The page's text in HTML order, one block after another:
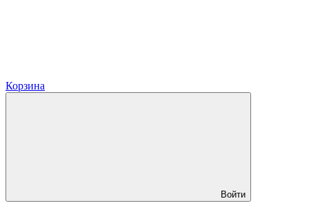
Корзина
Войти